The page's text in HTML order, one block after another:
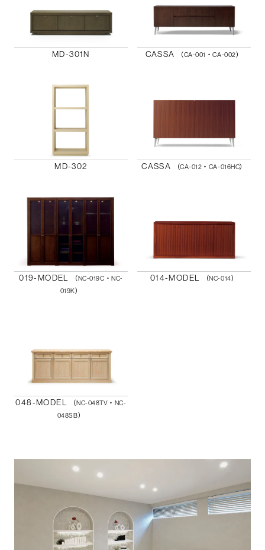
MD-301N CASSA （CA-001・CA-002）
MD-302 CASSA （CA-012・CA-016HC）
019-MODEL
（NC-019C・NC-
019K）
014-MODEL （NC-014）
048-MODEL
（NC-048TV・NC-
048SB）